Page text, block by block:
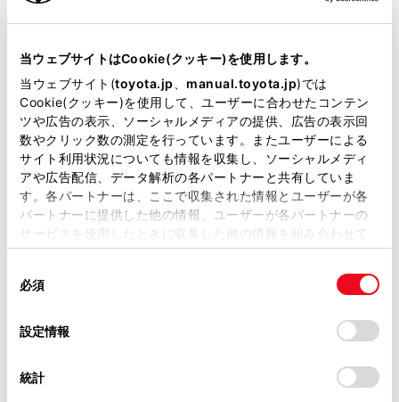
当ウェブサイトはCookie(クッキー)を使用します。
当ウェブサイト(toyota.jp manual.toyota.jp)では
Cookie(クッキー)を使用して、ユーザーに合わせたコンテン
ツや広告の表示、ソーシャルメディアの提供、広告の表示回
数やクリック数の測定を行っています。またユーザーによる
サイト利用状況についても情報を収集し、ソーシャルメディ
アや広告配信、データ解析の各パートナーと共有していま
す。各パートナーは、ここで収集された情報とユーザーが各
パートナーに提供した他の情報、ユーザーが各パートナーの
サービスを使用したときに収集した他の情報を組み合わせて
使用することがあります。当ウェブサイトの使用を続行する
デバイスにすべてのCookie(クッキー)が保存されることに同
意したことになります。Cookie(クッキー)のオプトアウト、
設定の変更、同意を撤回したりするにあたっては、当社の
「Cookie（クッキー）情報の取り扱いについて
」をご覧くだ
必須
設定情報
統計
チャットでお問い合わせ
受付：10:00～18:00
画面右下の
チャットでのお問い合わせはお待たせ